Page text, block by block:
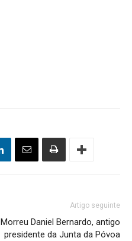
Artigo seguinte
Morreu Daniel Bernardo, antigo
presidente da Junta da Póvoa